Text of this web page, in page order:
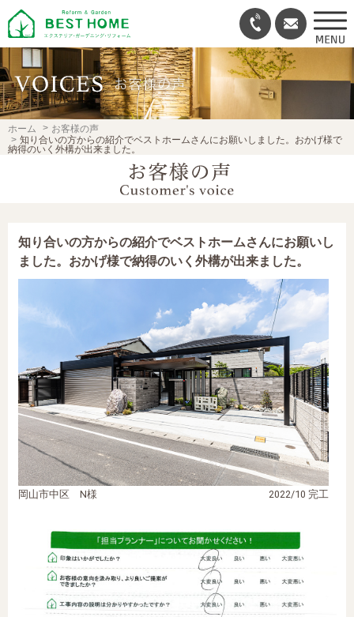
ホーム
お客様の声
知り合いの方からの紹介でベストホームさんにお願いしました。おかげ様で
納得のいく外構が出来ました。
知り合いの方からの紹介でベストホームさんにお願いし
ました。おかげ様で納得のいく外構が出来ました。
岡山市中区 N様 2022/10 完工